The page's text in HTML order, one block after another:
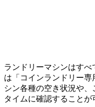
ランドリーマシンはす
は「コインランドリー
シン各種の空き状況や
タイムに確認することが